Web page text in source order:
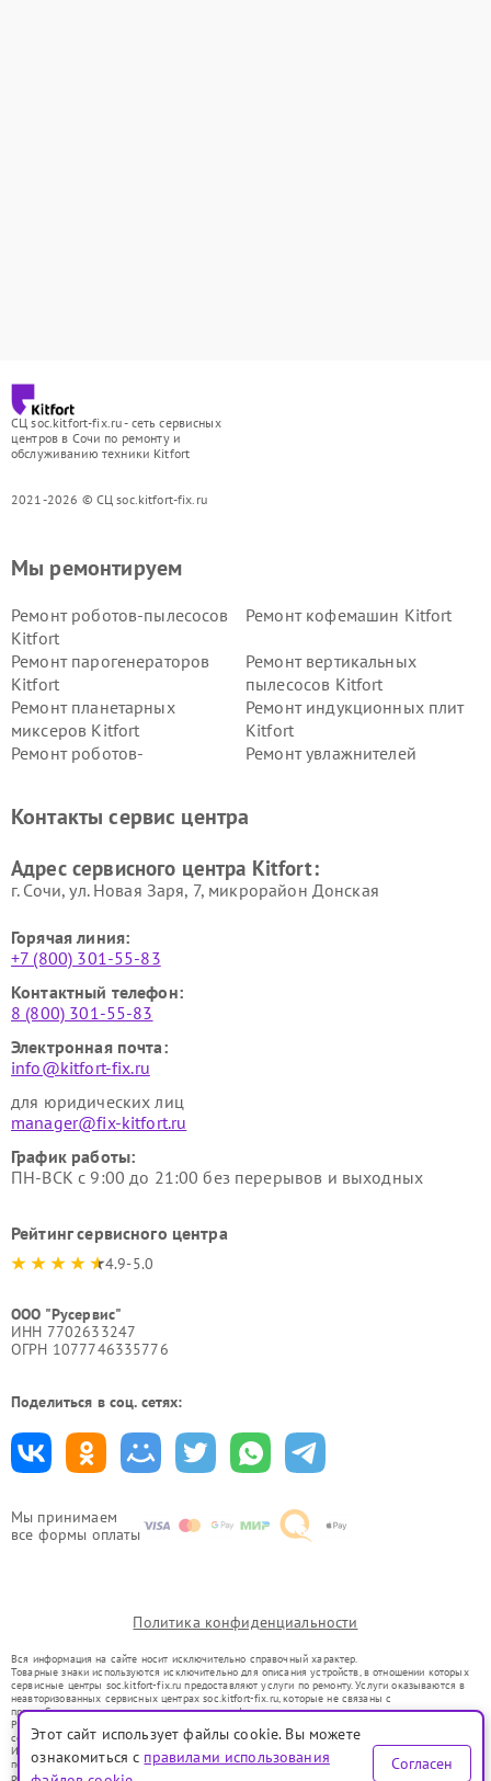
СЦ soc.kitfort-fix.ru - сеть сервисных
центров в Сочи по ремонту и
обслуживанию техники Kitfort
2021-2026 © СЦ soc.kitfort-fix.ru
Мы принимаем
все формы оплаты
Мы ремонтируем
Ремонт роботов-пылесосов
Kitfort
Ремонт кофемашин Kitfort
Ремонт парогенераторов
Kitfort
Ремонт вертикальных
пылесосов Kitfort
Ремонт планетарных
миксеров Kitfort
Ремонт индукционных плит
Kitfort
Ремонт роботов-
Ремонт увлажнителей
Kitfort
Kitfort
Kitfort
Kitfort
Контакты сервис центра
Адрес сервисного центра Kitfort:
г. Сочи, ул. Новая Заря, 7, микрорайон Донская
Горячая линия:
+7 (800) 301-55-83
Контактный телефон:
8 (800) 301-55-83
Электронная почта:
info@kitfort-fix.ru
для юридических лиц
manager@fix-kitfort.ru
График работы:
ПН-ВСК с 9:00 до 21:00 без перерывов и выходных
Рейтинг сервисного центра
4.9-5.0
ООО "Русервис"
ИНН 7702633247
ОГРН 1077746335776
Поделиться в соц. сетях:
Политика конфиденциальности
Вся информация на сайте носит исключительно справочный характер.
Товарные знаки используются исключительно для описания устройств, в отношении которых
сервисные центры soc.kitfort-fix.ru предоставляют услуги по ремонту. Услуги оказываются в
неавторизованных сервисных центрах soc.kitfort-fix.ru, которые не связаны с
правообладателями товарных знаков или их официальными представителями.
Ремонт осуществляется для устройств, уже введенных в гражданский оборот в соответствии
со статьей 1487 ГК РФ.
Использование товарных знаков не преследует цели индивидуализации услуг или введения
потребителей в заблуждение, а служит для информирования о предоставляемых услугах по
ремонту техники указанных брендов.
Этот сайт использует файлы cookie. Вы можете
ознакомиться с правилами использования
Согласен